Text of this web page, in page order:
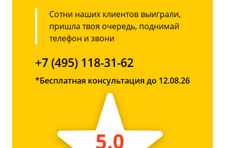
Сотни наших клиентов выиграли,
пришла твоя очередь, поднимай
телефон и звони
+7 (495) 118-31-62
*Бесплатная консультация до 12.08.26